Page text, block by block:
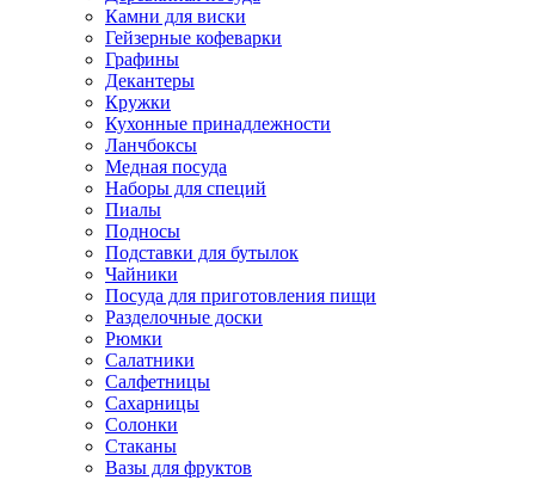
Камни для виски
Гейзерные кофеварки
Графины
Декантеры
Кружки
Кухонные принадлежности
Ланчбоксы
Медная посуда
Наборы для специй
Пиалы
Подносы
Подставки для бутылок
Чайники
Посуда для приготовления пищи
Разделочные доски
Рюмки
Салатники
Салфетницы
Сахарницы
Солонки
Стаканы
Вазы для фруктов